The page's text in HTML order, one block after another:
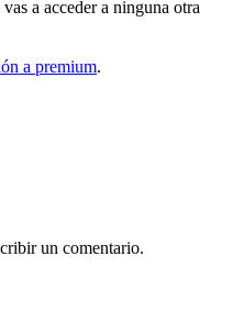
vas a acceder a ninguna otra
a premium.
un comentario.